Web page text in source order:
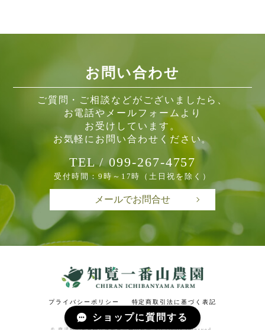
お問い合わせ
ご質問・ご相談などがございましたら、
お電話やメールフォームより
お受けしています。
お気軽にお問い合わせください。
TEL / 099-267-4757
受付時間：9時～17時（土日祝を除く）
メールでお問合せ
プライバシーポリシー 特定商取引法に基づく表記
ショップに質問する